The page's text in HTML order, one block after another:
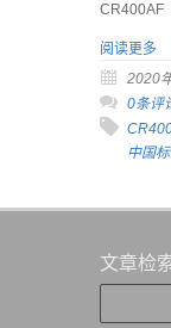
CR400AF
阅读更多
2020
0条评
中国
文章检